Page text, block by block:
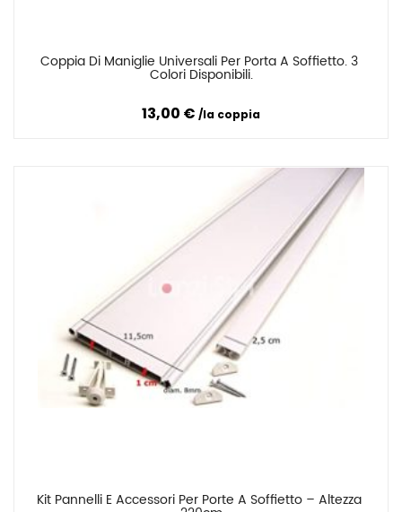
Coppia Di Maniglie Universali Per Porta A Soffietto. 3
Colori Disponibili.
13,00 € la coppia
Confronta
Kit Pannelli E Accessori Per Porte A Soffietto – Altezza
Confronta